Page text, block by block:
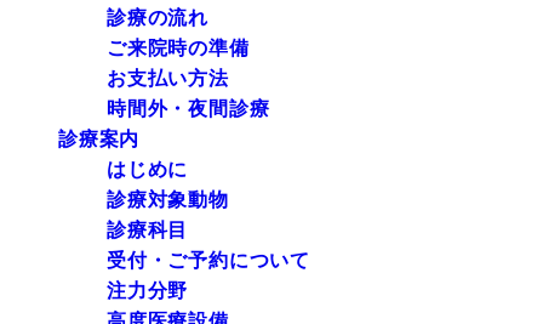
診療の流れ
ご来院時の準備
お支払い方法
時間外・夜間診療
診療案内
はじめに
診療対象動物
診療科目
受付・ご予約について
注力分野